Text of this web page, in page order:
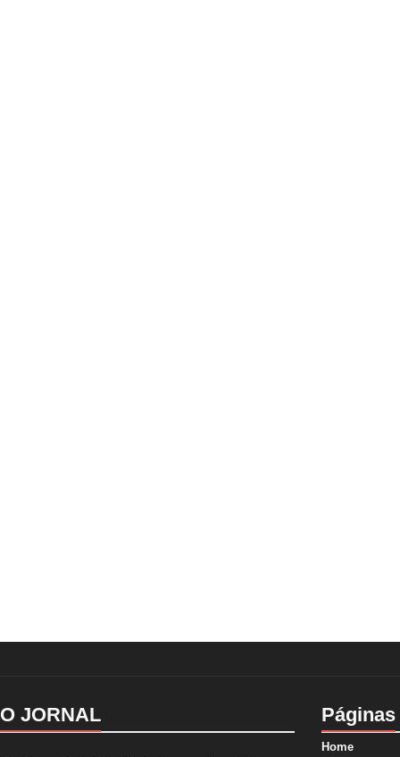
O JORNAL Páginas
Home